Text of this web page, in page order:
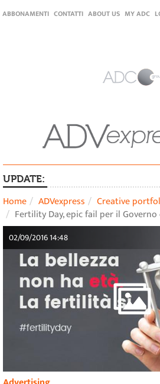
ABBONAMENTI CONTATTI ABOUT US MY ADC
UPDATE:
Home ADVexpress Creative
Fertility Day, epic fail per il
02/09/2016 14:48